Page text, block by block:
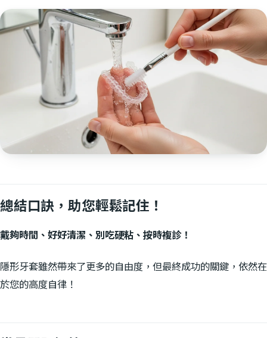
總結口訣，助您輕鬆記住！
戴夠時間、好好清潔、別吃硬粘、按時複診！
隱形牙套雖然帶來了更多的自由度，但最終成功的關鍵，依然在
於您的高度自律！